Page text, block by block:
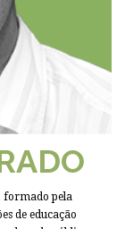
formado pela
de educação